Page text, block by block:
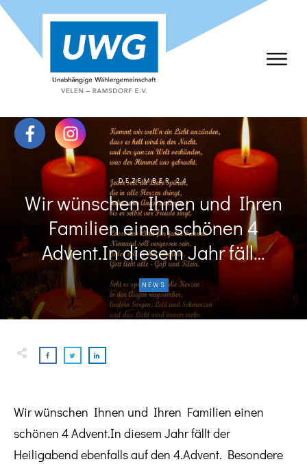
DEZEMBER 24
Wir wünschen Ihnen und Ihren
Familien einen schönen 4
Advent.In diesem Jahr fäll…
NEWS
Wir wünschen Ihnen und Ihren Familien einen
schönen 4 Advent.In diesem Jahr fällt der
Heiligabend ebenfalls auf den 4.Advent. Besondere